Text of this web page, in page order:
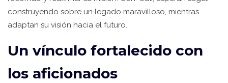
construyendo sobre un legado maravilloso, mientras
adaptan su visión hacia el futuro.
Un vínculo fortalecido con
los aficionados